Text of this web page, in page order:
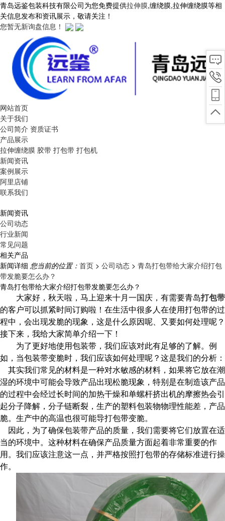
青岛远鉴包装科技有限公司为您免费提供拉伸膜,缠绕膜,拉伸缠绕膜等相
关信息发布和资讯展示，敬请关注！
您暂无新询盘信息！
网站首页
关于我们
公司简介 资质证书
产品展示
拉伸缠绕膜 胶带 打包带 打包机
新闻资讯
案例展示
阿里店铺
联系我们
新闻资讯
公司动态
行业新闻
常见问题
相关产品
新闻详细 您当前的位置： 首页 > 公司动态 > 青岛打包带给大家介绍打包
带发脆要怎么办？
青岛打包带给大家介绍打包带发脆要怎么办？
大家好，秋天啦，马上迎来十月一国庆，有需要青岛打包带
的客户可以抓紧时间订购啦！在生活中很多人在使用打包带的过
程中，会出现发脆的现象，这是什么原因呢、又要如何处理呢？
接下来，我给大家简单介绍一下！
为了更好地使用包装带，我们应该对此有足够的了解。例
如，当包装带变脆时，我们应该如何处理呢？这是我们的分析：
其实我们常见的材料是一种对水敏感的材料，如果将它放在潮
湿的环境中可能会导致产品出现松脆现象，特别是在制造该产品
的过程中会经过长时间的加热干燥和单螺杆挤出机的摩擦热会引
起分子降解，分子链断裂，生产的塑料包装物物理性能差，产品
脆。生产中的高温也很可能导打包带变脆。
因此，为了确保包装带产品的质量，我们需要将它们放置在适
当的环境中。这种材料在确保产品质量方面起着非常重要的作
用。我们应该注意这一点，并严格按照打包带的存储标准进行操
作。